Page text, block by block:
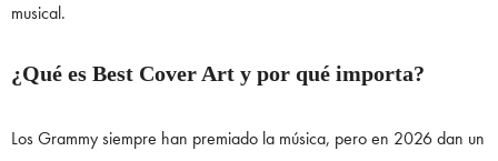
musical.
¿Qué es Best Cover Art y por qué importa?
Los Grammy siempre han premiado la música, pero en 2026 dan un